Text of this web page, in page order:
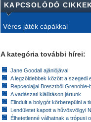
KAPCSOLÓDÓ
Véres játék cápákkal
A kategória további hírei:
Jane Goodall ajánlójával
A legzöldebbek között a szegedi
Repceolajjal Bresztből Grenoble-
A vadászati kiállításon jártunk
Elindult a bolygót körberepülni a
Lendületet kapott a hűvösvölgyi
Élhetetlenné válhatnak a trópusi